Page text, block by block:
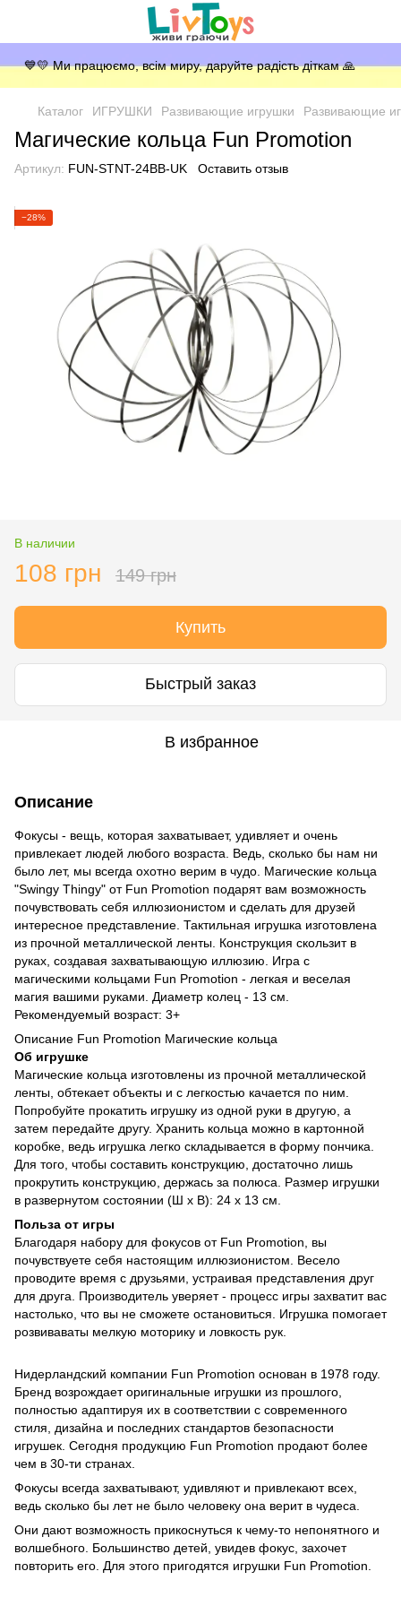
💙💛 Ми працюємо, всім миру, даруйте радість діткам 🙏
Каталог ИГРУШКИ Развивающие игрушки Развивающие
Магические кольца Fun Promotion
Артикул: FUN-STNT-24BB-UK Оставить отзыв
−28%
В наличии
108 грн 149 грн
Купить
Быстрый заказ
В избранное
Описание
Фокусы - вещь, которая захватывает, удивляет и очень
привлекает людей любого возраста. Ведь, сколько бы нам ни
было лет, мы всегда охотно верим в чудо. Магические кольца
"Swingy Thingy" от Fun Promotion подарят вам возможность
почувствовать себя иллюзионистом и сделать для друзей
интересное представление. Тактильная игрушка изготовлена
из прочной металлической ленты. Конструкция скользит в
руках, создавая захватывающую иллюзию. Игра с
магическими кольцами Fun Promotion - легкая и веселая
магия вашими руками. Диаметр колец - 13 см.
Рекомендуемый возраст: 3+
Описание Fun Promotion Магические кольца
Об игрушке
Магические кольца изготовлены из прочной металлической
ленты, обтекает объекты и с легкостью качается по ним.
Попробуйте прокатить игрушку из одной руки в другую, а
затем передайте другу. Хранить кольца можно в картонной
коробке, ведь игрушка легко складывается в форму пончика.
Для того, чтобы составить конструкцию, достаточно лишь
прокрутить конструкцию, держась за полюса. Размер игрушки
в развернутом состоянии (Ш х В): 24 х 13 см.
Польза от игры
Благодаря набору для фокусов от Fun Promotion, вы
почувствуете себя настоящим иллюзионистом. Весело
проводите время с друзьями, устраивая представления друг
для друга. Производитель уверяет - процесс игры захватит вас
настолько, что вы не сможете остановиться. Игрушка помогает
розвиваваты мелкую моторику и ловкость рук.
Нидерландский компании Fun Promotion основан в 1978 году.
Бренд возрождает оригинальные игрушки из прошлого,
полностью адаптируя их в соответствии с современного
стиля, дизайна и последних стандартов безопасности
игрушек. Сегодня продукцию Fun Promotion продают более
чем в 30-ти странах.
Фокусы всегда захватывают, удивляют и привлекают всех,
ведь сколько бы лет не было человеку она верит в чудеса.
Они дают возможность прикоснуться к чему-то непонятного и
волшебного. Большинство детей, увидев фокус, захочет
повторить его. Для этого пригодятся игрушки Fun Promotion.